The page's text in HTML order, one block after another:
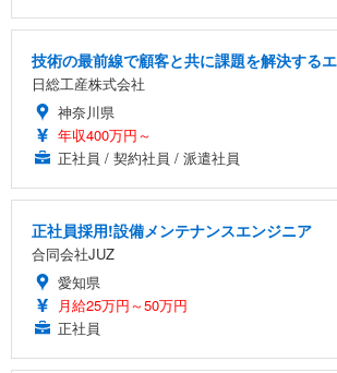
技術の最前線で顧客と共に課題を解決する
日総工産株式会社
神奈川県
年収400万円～
正社員 / 契約社員 / 派遣社員
正社員採用!設備メンテナンスエンジニア
合同会社JUZ
愛知県
月給25万円～50万円
正社員